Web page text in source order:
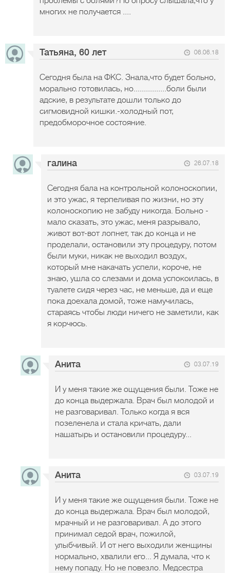
многих не получается ....
Татьяна, 60 лет 06.06.18
Сегодня была на ФКС. Знала,что будет больно,
морально готовилась, но................боли были
адские, в результате дошли только до
сигмовидной кишки.-холодный пот,
предобморочное состояние.
галина 26.07.18
Сегодня бала на контрольной колоноскопии,
и это ужас, я терпеливая по жизни, но эту
колоноскопию не забуду никогда. Больно -
мало сказать, это ужас, меня разрывало,
живот вот-вот лопнет, так до конца и не
проделали, остановили эту процедуру, потом
были муки, никак не выходил воздух,
который мне накачать успели, короче, не
знаю, ушла со слезами и дома успокоилась, в
туалете сидя через час, не меньше, да и еще
пока доехала домой, тоже намучилась,
стараясь чтобы люди ничего не заметили, как
я корчюсь.
Анита 03.07.19
И у меня такие же ощущения были. Тоже не
до конца выдержала. Врач был молодой и
не разговаривал. Только когда я вся
позеленела и стала кричать, дали
нашатырь и остановили процедуру...
Анита 03.07.19
И у меня такие же ощущения были. Тоже не
до конца выдержала. Врач был молодой,
мрачный и не разговаривал. А до этого
принимал седой врач, пожилой,
улыбчивый. И от него выходили женщины
нормально, хвалили его... Я думала, что к
нему попаду. Но не повезло. Медсестра